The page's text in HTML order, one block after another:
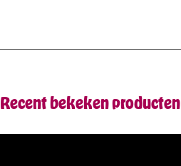
Recent bekeken producten